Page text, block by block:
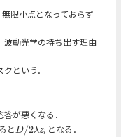
限小点となっておらず
波動光学の持ち出す理由
という．
が悪くなる．
とD/2λzi
D/2λzi となる．